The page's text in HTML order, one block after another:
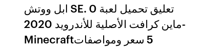
ابل ووتش SE. 0 تعليق تحميل لعبة
ماين كرافت الأصلية للأندرويد 2020-